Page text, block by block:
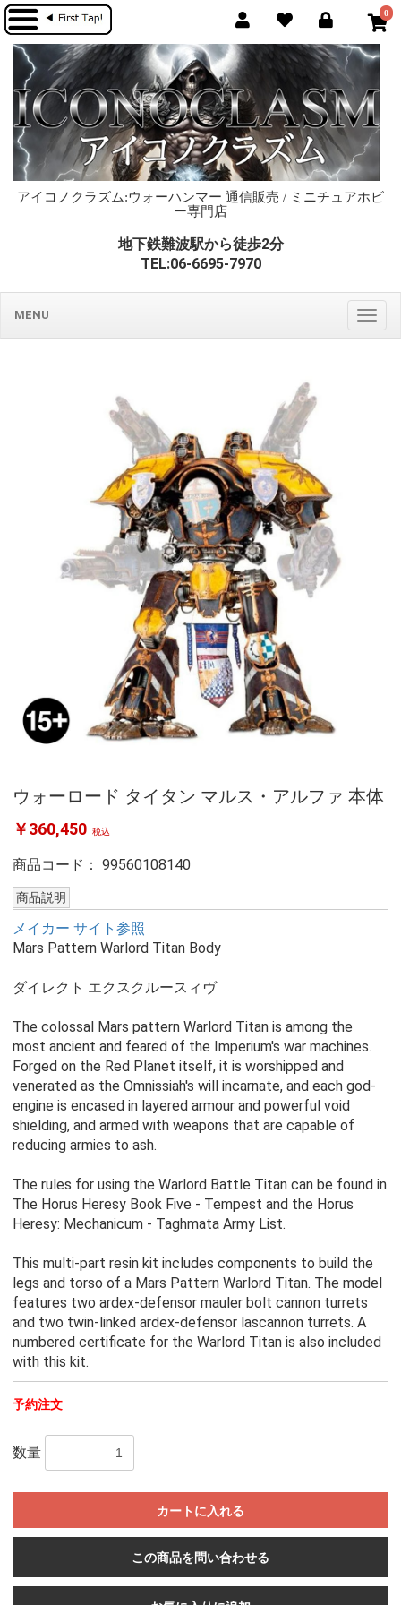
0
アイコノクラズム:ウォーハンマー 通信販売 / ミニチュアホビ
ー専門店
地下鉄難波駅から徒歩2分
TEL:06-6695-7970
MENU
ウォーロード タイタン マルス・アルファ 本体
￥360,450 税込
商品コード： 99560108140
商品説明
メイカー サイト参照
Mars Pattern Warlord Titan Body
ダイレクト エクスクルースィヴ
The colossal Mars pattern Warlord Titan is among the
most ancient and feared of the Imperium's war machines.
Forged on the Red Planet itself, it is worshipped and
venerated as the Omnissiah's will incarnate, and each god-
engine is encased in layered armour and powerful void
shielding, and armed with weapons that are capable of
reducing armies to ash.
The rules for using the Warlord Battle Titan can be found in
The Horus Heresy Book Five - Tempest and the Horus
Heresy: Mechanicum - Taghmata Army List.
This multi-part resin kit includes components to build the
legs and torso of a Mars Pattern Warlord Titan. The model
features two ardex-defensor mauler bolt cannon turrets
and two twin-linked ardex-defensor lascannon turrets. A
numbered certificate for the Warlord Titan is also included
with this kit.
予約注文
数量
カートに入れる
この商品を問い合わせる